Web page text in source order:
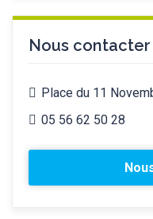
Nous contacter
Place du 11
05 56 62 50 28